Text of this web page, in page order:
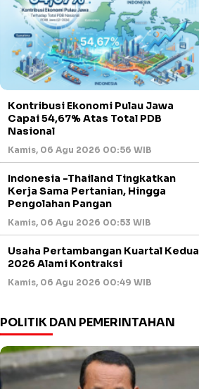
Kontribusi Ekonomi Pulau Jawa
Capai 54,67% Atas Total PDB
Nasional
Kamis, 06 Agu 2026 00:56 WIB
Indonesia -Thailand Tingkatkan
Kerja Sama Pertanian, Hingga
Pengolahan Pangan
Kamis, 06 Agu 2026 00:53 WIB
Usaha Pertambangan Kuartal Kedua
2026 Alami Kontraksi
Kamis, 06 Agu 2026 00:49 WIB
POLITIK DAN PEMERINTAHAN